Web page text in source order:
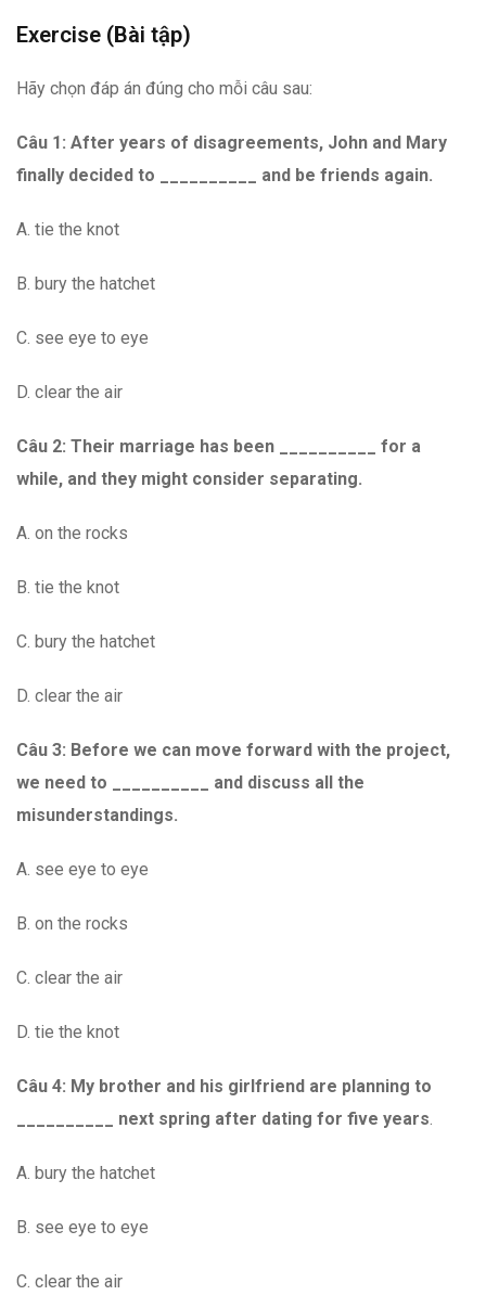
Exercise (Bài tập)
Hãy chọn đáp án đúng cho mỗi câu sau:
Câu 1: After years of disagreements, John and Mary
finally decided to __________ and be friends again.
A. tie the knot
B. bury the hatchet
C. see eye to eye
D. clear the air
Câu 2: Their marriage has been __________ for a
while, and they might consider separating.
A. on the rocks
B. tie the knot
C. bury the hatchet
D. clear the air
Câu 3: Before we can move forward with the project,
we need to __________ and discuss all the
misunderstandings.
A. see eye to eye
B. on the rocks
C. clear the air
D. tie the knot
Câu 4: My brother and his girlfriend are planning to
__________ next spring after dating for five years.
A. bury the hatchet
B. see eye to eye
C. clear the air